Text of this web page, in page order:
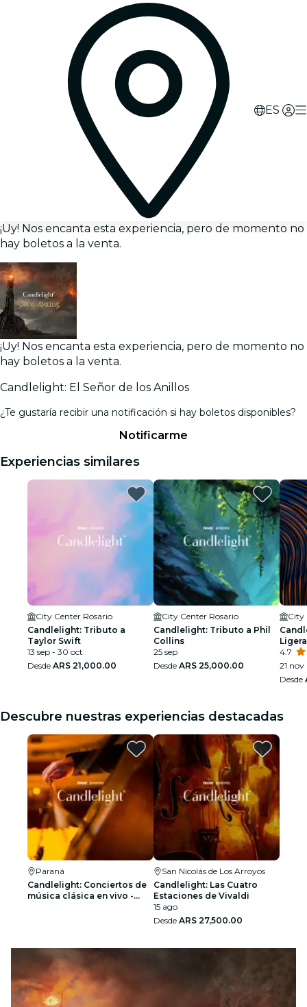
ES
¡Uy! Nos encanta esta experiencia, pero de momento no
hay boletos a la venta.
¡Uy! Nos encanta esta experiencia, pero de momento no
hay boletos a la venta.
Candlelight: El Señor de los Anillos
¿Te gustaría recibir una notificación si hay boletos disponibles?
Notificarme
Experiencias similares
City Center Rosario
Candlelight: Tributo a
Taylor Swift
13 sep - 30 oct
Desde ARS 21,000.00
City Center Rosario
Candlelight: Tributo a Phil
Collins
25 sep
Desde ARS 25,000.00
City
Ligera
4.7
21 nov
Desde
Descubre nuestras experiencias destacadas
Paraná
Candlelight: Conciertos de
música clásica en vivo -
San Nicolás de Los Arroyos
Candlelight: Las Cuatro
Estaciones de Vivaldi
15 ago
Desde ARS 27,500.00